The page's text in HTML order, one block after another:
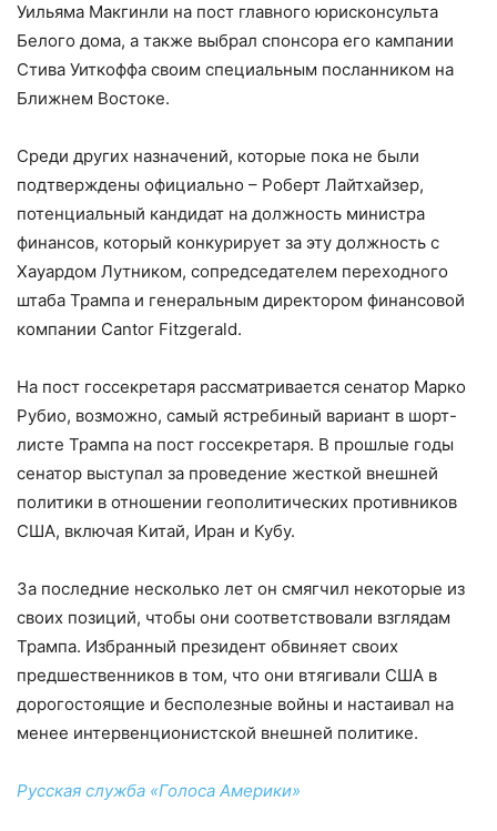
Уильяма Макгинли на пост главного юрисконсульта
Белого дома, а также выбрал спонсора его кампании
Стива Уиткоффа своим специальным посланником на
Ближнем Востоке.
Среди других назначений, которые пока не были
подтверждены официально – Роберт Лайтхайзер,
потенциальный кандидат на должность министра
финансов, который конкурирует за эту должность с
Хауардом Лутником, сопредседателем переходного
штаба Трампа и генеральным директором финансовой
компании Cantor Fitzgerald.
На пост госсекретаря рассматривается сенатор Марко
Рубио, возможно, самый ястребиный вариант в шорт-
листе Трампа на пост госсекретаря. В прошлые годы
сенатор выступал за проведение жесткой внешней
политики в отношении геополитических противников
США, включая Китай, Иран и Кубу.
За последние несколько лет он смягчил некоторые из
своих позиций, чтобы они соответствовали взглядам
Трампа. Избранный президент обвиняет своих
предшественников в том, что они втягивали США в
дорогостоящие и бесполезные войны и настаивал на
менее интервенционистской внешней политике.
Русская служба «Голоса Америки»